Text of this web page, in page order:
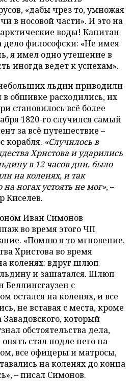
«дабы чрез то, умножая
в носовой части». И это на
воды! Капитан
дело философски: «Не имея
я имел одно утешение в
иногда ведет к успехам».
льдин приводили
в обшивке расходились, их
становилось всё более
1820-го случился самый
за всё путешествие –
корабля. «Случилось в
Христова и ударились
в 12 часов дни, было
на коленях, и так
ногах устоять не мог», –
Киселев.
Иван Симонов
во время этого ЧП
«Помню я то мгновение,
Христова во время
коленях: вдруг шлюп
льдину и зашатался. Шлюп
Беллинсгаузен с
остался на коленях, и все
не вставая с места, кроме
который
обстоятельства дела,
стал подле него на
все офицеры и матросы,
на коленях до конца
– писал Симонов.